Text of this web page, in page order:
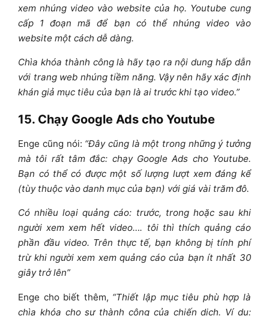
xem nhúng video vào website của họ. Youtube cung
cấp 1 đoạn mã để bạn có thể nhúng video vào
website một cách dễ dàng.
Chìa khóa thành công là hãy tạo ra nội dung hấp dẫn
với trang web nhúng tiềm năng. Vậy nên hãy xác định
khán giả mục tiêu của bạn là ai trước khi tạo video.”
15. Chạy Google Ads cho Youtube
Enge cũng nói: “Đây cũng là một trong những ý tưởng
mà tôi rất tâm đắc: chạy Google Ads cho Youtube.
Bạn có thể có được một số lượng lượt xem đáng kể
(tùy thuộc vào danh mục của bạn) với giá vài trăm đô.
Có nhiều loại quảng cáo: trước, trong hoặc sau khi
người xem xem hết video…. tôi thì thích quảng cáo
phần đầu video. Trên thực tế, bạn không bị tính phí
trừ khi người xem xem quảng cáo của bạn ít nhất 30
giây trở lên”
Enge cho biết thêm, “Thiết lập mục tiêu phù hợp là
chìa khóa cho sự thành công của chiến dịch. Ví dụ: